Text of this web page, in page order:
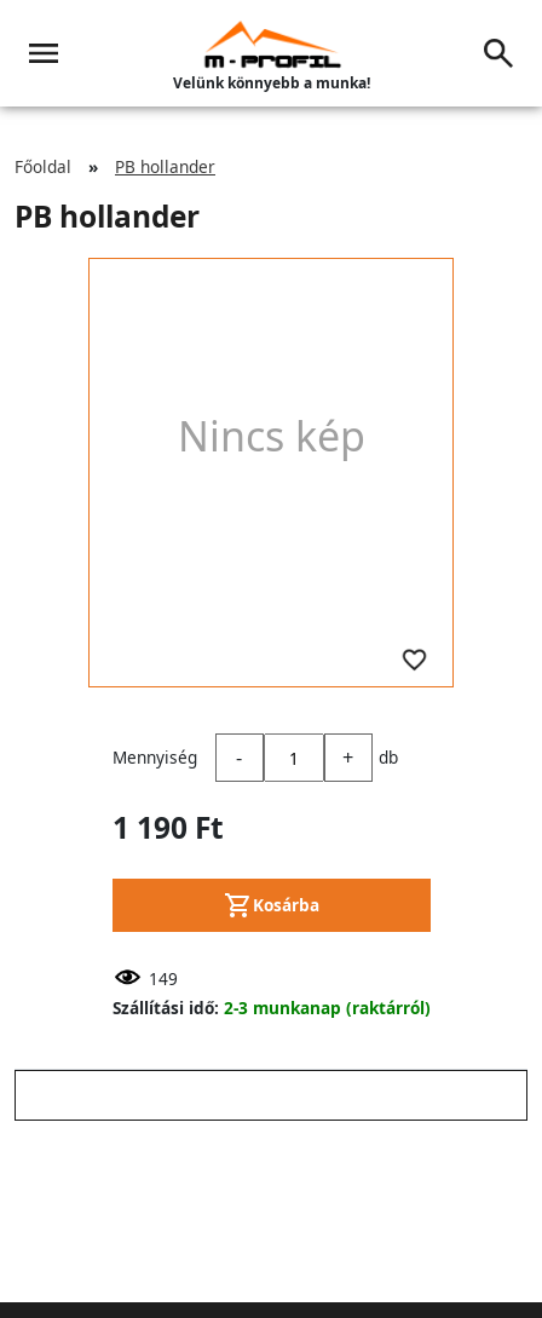
Velünk könnyebb a munka!
Főoldal PB hollander
PB hollander
Nincs kép
Mennyiség - + db
1 190 Ft
Kosárba
149
Szállítási idő: 2-3 munkanap (raktárról)